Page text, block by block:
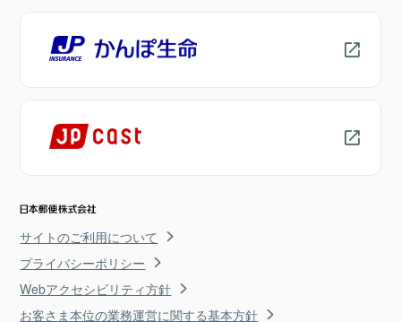
サイトのご利用について
プライバシーポリシー
Webアクセシビリティ方針
お客さま本位の業務運営に関する基本方針